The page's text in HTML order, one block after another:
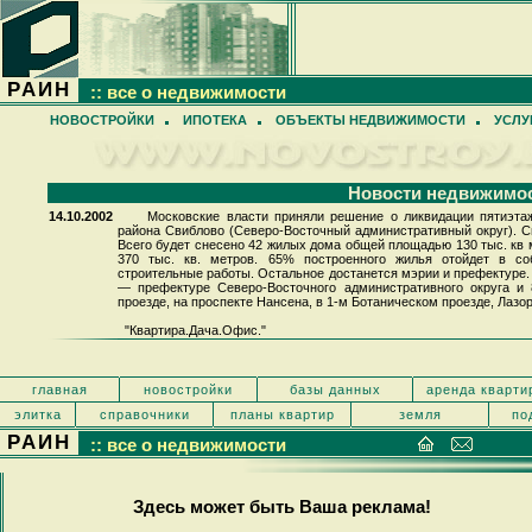
РАИН :: все о недвижимости
НОВОСТРОЙКИ ИПОТЕКА ОБЪЕКТЫ НЕДВИЖИМОСТИ
Новости
14.10.2002
Московские власти приняли решение о ликвидации
района Свиблово (Северо-Восточный административный округ).
Всего будет снесено 42 жилых дома общей площадью 130 тыс.
370 тыс. кв. метров. 65% построенного жилья отойдет в
строительные работы. Остальное достанется мэрии и
— префектуре Северо-Восточного административного
проезде, на проспекте Нансена, в 1-м Ботаническом проезде,
"Квартира.Дача.Офис."
главная новостройки базы данных
аренда
элитка
справочники планы квартир земля
РАИН :: все о недвижимости
Здесь может быть Ваша реклама!